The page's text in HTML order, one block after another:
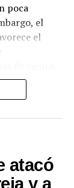
poca
el
el
y
norte,
mantenerse
superar
atacó
y a